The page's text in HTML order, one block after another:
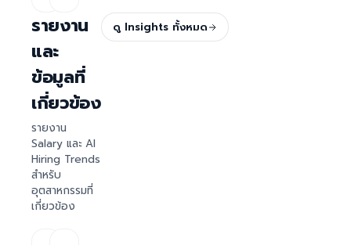
รายงาน
และ
ข้อมูลที่
เกี่ยวข้อง
รายงาน
Salary และ AI
Hiring Trends
สำหรับ
อุตสาหกรรมที่
เกี่ยวข้อง
ดู Insights ทั้งหมด